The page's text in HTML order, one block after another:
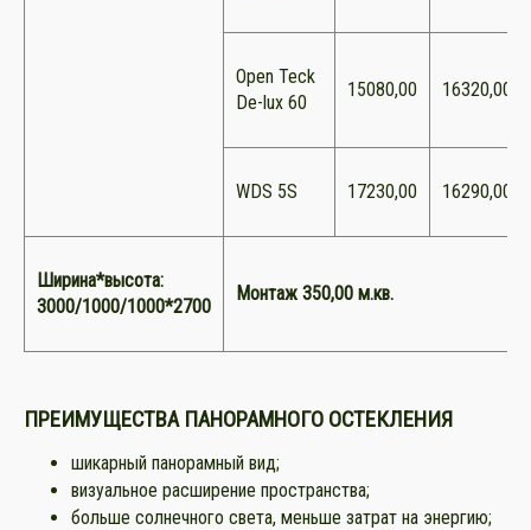
Open Teck
De-lux 60
15080,00 16320,00
WDS 5S 17230,00 16290,00
Ширина*высота:
3000/1000/1000*2700
Монтаж 350,00 м.кв.
ПРЕИМУЩЕСТВА ПАНОРАМНОГО ОСТЕКЛЕНИЯ
шикарный панорамный вид;
визуальное расширение пространства;
больше солнечного света, меньше затрат на энергию;